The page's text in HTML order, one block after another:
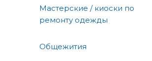
Мастерские / киоски по
ремонту одежды
Общежития